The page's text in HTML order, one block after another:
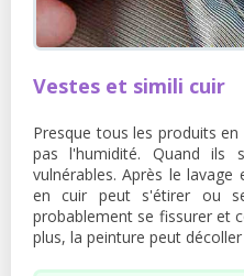
Vestes et simili cuir
Presque tous les produits
pas l'humidité. Quand ils
vulnérables. Après le
en cuir peut s'étirer ou
probablement se fissurer et
plus, la peinture peut